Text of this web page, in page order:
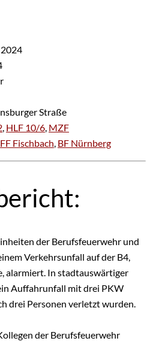
Straße
HLF 10/6 MZF
FF Fischbach BF Nürnberg
der Berufsfeuerwehr und
Verkehrsunfall auf der B4,
alarmiert. In stadtauswärtiger
Auffahrunfall mit drei PKW
drei Personen verletzt wurden.
der Berufsfeuerwehr